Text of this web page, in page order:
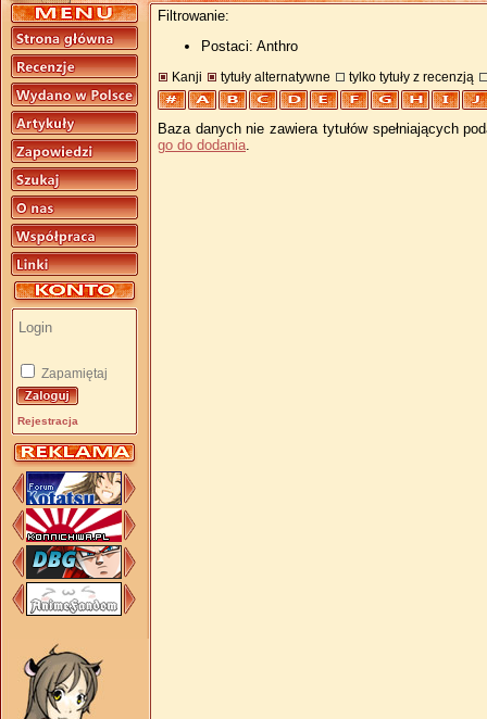
Zapamiętaj
Rejestracja
Filtrowanie:
Postaci: Anthro
Kanji tytuły alternatywne tylko tytuły z recenzją
Baza danych nie zawiera tytułów spełniających
go do dodania.